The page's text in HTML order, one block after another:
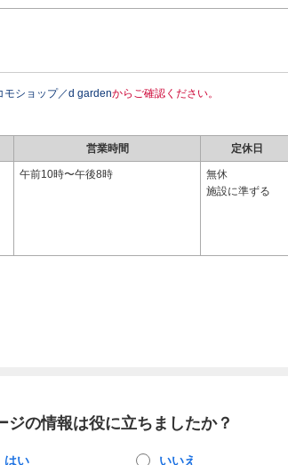
モショップ／d gardenからご確認ください。
営業時間 定休日
午前10時〜午後8時
無休
施設に準ずる
ジの情報は役に立ちましたか？
はい いいえ